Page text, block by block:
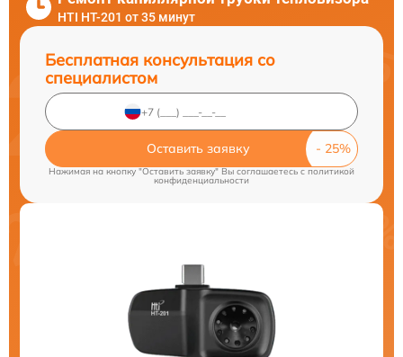
HTI HT-201 от 35 минут
Бесплатная консультация со
специалистом
Оставить заявку
Нажимая на кнопку "Оставить заявку" Вы соглашаетесь cполитикой
конфиденциальности